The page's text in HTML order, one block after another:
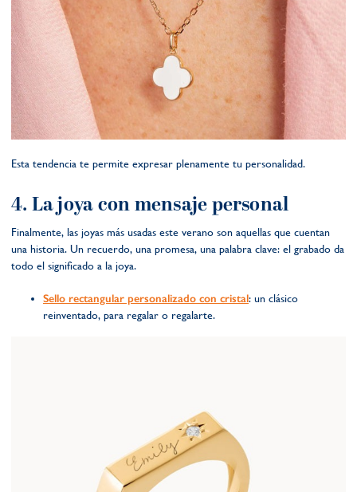
Esta tendencia te permite expresar plenamente tu personalidad.
4. La joya con mensaje personal
Finalmente, las joyas más usadas este verano son aquellas que cuentan
una historia. Un recuerdo, una promesa, una palabra clave: el grabado da
todo el significado a la joya.
Sello rectangular personalizado con cristal: un clásico
reinventado, para regalar o regalarte.